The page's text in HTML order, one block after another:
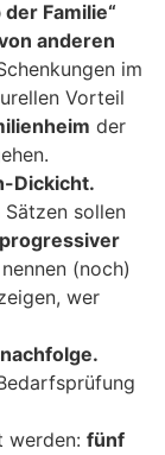
Familie“
anderen
im
Vorteil
der
Dickicht.
sollen
(noch)
wer
werden: fünf